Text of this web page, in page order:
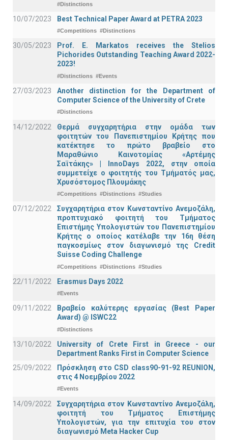
#Distinctions
10/07/2023 Best Technical Paper Award at PETRA 2023
#Competitions #Distinctions
30/05/2023
Prof. E. Markatos receives the Stelios
Pichorides Outstanding Teaching Award 2022-
2023!
#Distinctions #Events
27/03/2023
Another distinction for the Department of
Computer Science of the University of Crete
#Distinctions
14/12/2022
Θερμά συγχαρητήρια στην ομάδα των
φοιτητών του Πανεπιστημίου Κρήτης που
κατέκτησε το πρώτο βραβείο στο
Μαραθώνιο Καινοτομίας «Αρτέμης
Σαϊτάκης» | InnoDays 2022, στην οποία
συμμετείχε ο φοιτητής του Τμήματός μας,
Χρυσόστομος Πλουμάκης
#Competitions #Distinctions #Studies
07/12/2022
Συγχαρητήρια στον Κωνσταντίνο Ανεμοζάλη,
προπτυχιακό φοιτητή του Τμήματος
Επιστήμης Υπολογιστών του Πανεπιστημίου
Κρήτης ο οποίος κατέλαβε την 16η θέση
παγκοσμίως στον διαγωνισμό της Credit
Suisse Coding Challenge
#Competitions #Distinctions #Studies
22/11/2022 Erasmus Days 2022
#Events
09/11/2022
Βραβείο καλύτερης εργασίας (Best Paper
Award) @ ISWC22
#Distinctions
13/10/2022
University of Crete First in Greece - our
Department Ranks First in Computer Science
25/09/2022
Πρόσκληση στο CSD class90-91-92 REUNION,
στις 4 Νοεμβρίου 2022
#Events
14/09/2022
Συγχαρητήρια στον Κωνσταντίνο Ανεμοζάλη,
φοιτητή του Τμήματος Επιστήμης
Υπολογιστών, για την επιτυχία του στον
διαγωνισμό Meta Hacker Cup